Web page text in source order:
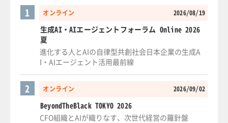
オンライン 2026/08/19
1
生成AI・AIエージェントフォーラム Online 2026
夏
進化する人とAIの自律型共創社会日本企業の生成A
I・AIエージェント活用最前線
オンライン 2026/09/02
2
BeyondTheBlack TOKYO 2026
CFO組織とAIが織りなす、次世代経営の羅針盤